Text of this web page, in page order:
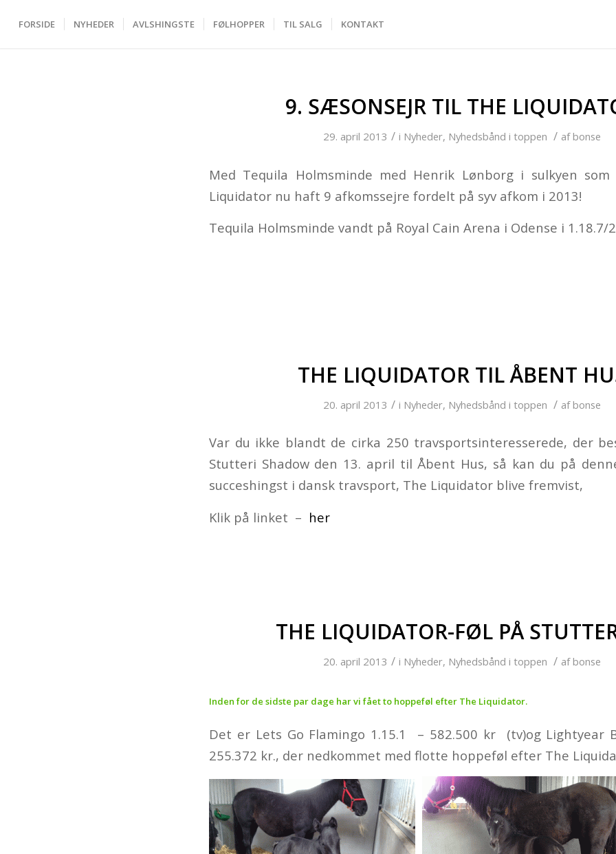
FORSIDE NYHEDER AVLSHINGSTE FØLHOPPER TIL SALG KONTAKT
9. SÆSONSEJR TIL THE
29. april 2013 / i Nyheder, Nyhedsbånd i toppen / afbonse
Med Tequila Holmsminde med Henrik Lønborg i sulkyen
Liquidator nu haft 9 afkomssejre fordelt på syv afkom i 2013!
Tequila Holmsminde vandt på Royal Cain Arena i Odense i 1.18.7/
THE LIQUIDATOR TIL ÅBENT
20. april 2013 / i Nyheder, Nyhedsbånd i toppen / afbonse
Var du ikke blandt de cirka 250 travsportsinteresserede, der
Stutteri Shadow den 13. april til Åbent Hus, så kan du på
succeshingst i dansk travsport, The Liquidator blive fremvist,
Klik på linket – her
THE LIQUIDATOR-FØL PÅ
20. april 2013 / i Nyheder, Nyhedsbånd i toppen / afbonse
Inden for de sidste par dage har vi fået to hoppeføl efter The Liquidator.
Det er Lets Go Flamingo 1.15.1 – 582.500 kr (tv)og Lightyear
255.372 kr., der nedkommet med flotte hoppeføl efter The